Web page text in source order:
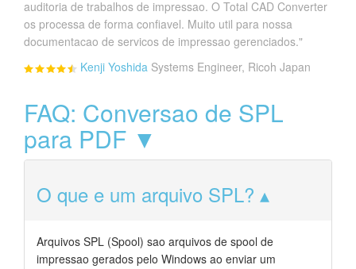
auditoria de trabalhos de impressao. O Total CAD Converter
os processa de forma confiavel. Muito util para nossa
documentacao de servicos de impressao gerenciados."
Kenji Yoshida Systems Engineer, Ricoh Japan
FAQ: Conversao de SPL
para PDF ▼
O que e um arquivo SPL?
Arquivos SPL (Spool) sao arquivos de spool de
impressao gerados pelo Windows ao enviar um